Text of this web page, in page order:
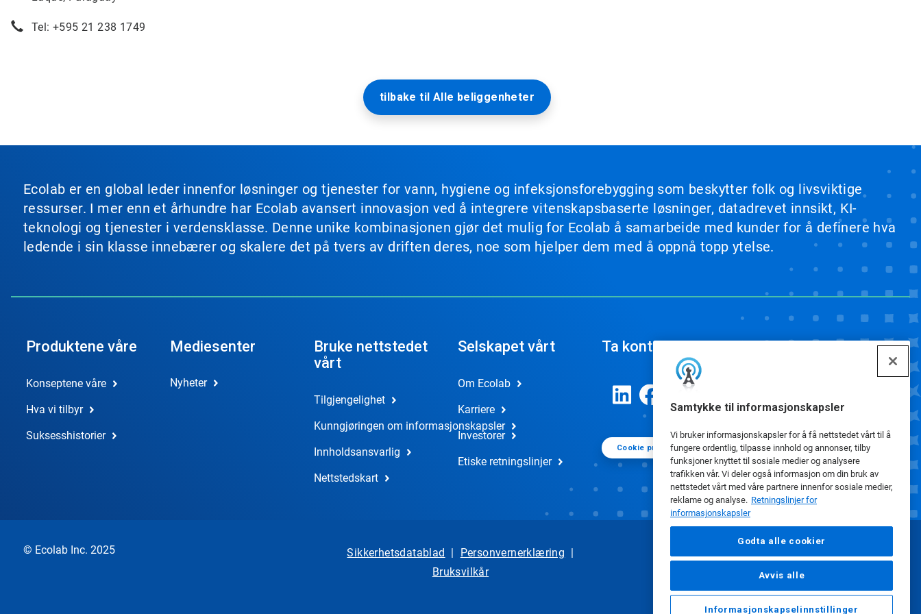
Samtykke til informasjonskapsler
Vi bruker informasjonskapsler for å få nettstedet vårt til å
fungere ordentlig, tilpasse innhold og annonser, tilby
funksjoner knyttet til sosiale medier og analysere
trafikken vår. Vi deler også informasjon om din bruk av
nettstedet vårt med våre partnere innenfor sosiale medier,
reklame og analyse. Retningslinjer for
informasjonskapsler
Godta alle cookier
Avvis alle
Informasjonskapselinnstillinger
Tel: +595 21 238 1749
tilbake til Alle beliggenheter
Ecolab er en global leder innenfor løsninger og tjenester for vann, hygiene og infeksjonsforebygging som beskytter folk og livsviktige
ressurser. I mer enn et århundre har Ecolab avansert innovasjon ved å integrere vitenskapsbaserte løsninger, datadrevet innsikt, KI-
teknologi og tjenester i verdensklasse. Denne unike kombinasjonen gjør det mulig for Ecolab å samarbeide med kunder for å definere hva
ledende i sin klasse innebærer og skalere det på tvers av driften deres, noe som hjelper dem med å oppnå topp ytelse.
Produktene våre
Konseptene våre
Hva vi tilbyr
Suksesshistorier
Mediesenter
Nyheter
Bruke nettstedet
vårt
Tilgjengelighet
Kunngjøringen om informasjonskapsler
Innholdsansvarlig
Nettstedskart
Selskapet vårt
Om Ecolab
Karriere
Investorer
Etiske retningslinjer
Ta kontakt
Cookie preferanser
© Ecolab Inc. 2025 Sikkerhetsdatablad | Personvernerklæring |
Bruksvilkår